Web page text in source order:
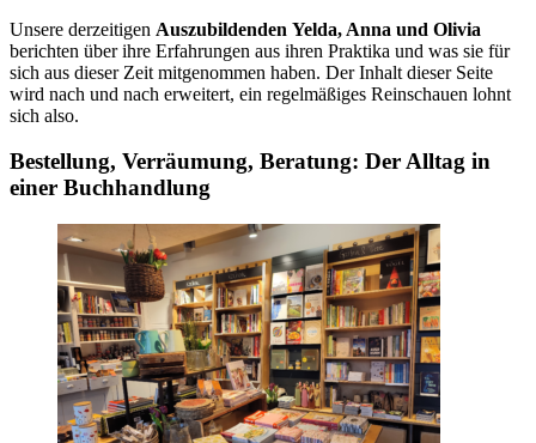
Unsere derzeitigen Auszubildenden Yelda, Anna und Olivia
berichten über ihre Erfahrungen aus ihren Praktika und was sie für
sich aus dieser Zeit mitgenommen haben. Der Inhalt dieser Seite
wird nach und nach erweitert, ein regelmäßiges Reinschauen lohnt
sich also.
Bestellung, Verräumung, Beratung: Der Alltag in
einer Buchhandlung